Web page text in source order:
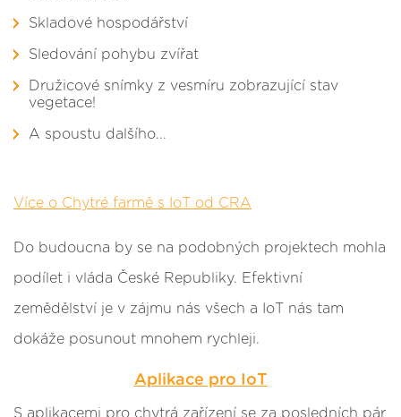
Skladové hospodářství
Sledování pohybu zvířat
Družicové snímky z vesmíru zobrazující stav
vegetace!
A spoustu dalšího...
Více o Chytré farmě s IoT od CRA
Do budoucna by se na podobných projektech mohla
podílet i vláda České Republiky. Efektivní
zemědělství je v zájmu nás všech a IoT nás tam
dokáže posunout mnohem rychleji.
Aplikace pro IoT
S aplikacemi pro chytrá zařízení se za posledních pár